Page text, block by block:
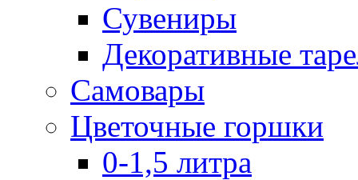
Сувениры
Декоративные
Самовары
Цветочные горшки
0-1,5 литра